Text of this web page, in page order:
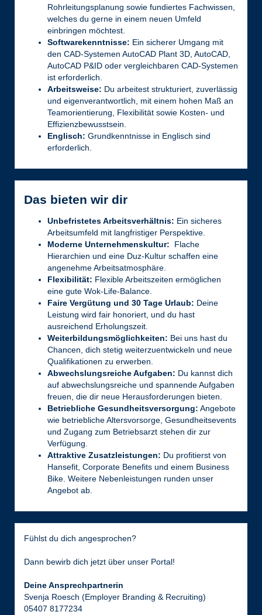
Rohrleitungsplanung sowie fundiertes Fachwissen,
welches du gerne in einem neuen Umfeld
einbringen möchtest.
Softwarekenntnisse: Ein sicherer Umgang mit
den CAD-Systemen AutoCAD Plant 3D, AutoCAD,
AutoCAD P&ID oder vergleichbaren CAD-Systemen
ist erforderlich.
Arbeitsweise: Du arbeitest strukturiert, zuverlässig
und eigenverantwortlich, mit einem hohen Maß an
Teamorientierung, Flexibilität sowie Kosten- und
Effizienzbewusstsein.
Englisch: Grundkenntnisse in Englisch sind
erforderlich.
Das bieten wir dir
Unbefristetes Arbeitsverhältnis: Ein sicheres
Arbeitsumfeld mit langfristiger Perspektive.
Moderne Unternehmenskultur:
Flache
Hierarchien und eine Duz-Kultur schaffen eine
angenehme Arbeitsatmosphäre.
Flexibilität: Flexible Arbeitszeiten ermöglichen
eine gute Wok-Life-Balance.
Faire Vergütung und 30 Tage Urlaub: Deine
Leistung wird fair honoriert, und du hast
ausreichend Erholungszeit.
Weiterbildungsmöglichkeiten: Bei uns hast du
Chancen, dich stetig weiterzuentwickeln und neue
Qualifikationen zu erwerben.
Abwechslungsreiche Aufgaben: Du kannst dich
auf abwechslungsreiche und spannende Aufgaben
freuen, die dir neue Herausforderungen bieten.
Betriebliche Gesundheitsversorgung: Angebote
wie betriebliche Altersvorsorge, Gesundheitsevents
und Zugang zum Betriebsarzt stehen dir zur
Verfügung.
Attraktive Zusatzleistungen: Du profitierst von
Hansefit, Corporate Benefits und einem Business
Bike. Weitere Nebenleistungen runden unser
Angebot ab.
Fühlst du dich angesprochen?
Dann bewirb dich jetzt über unser Portal!
Deine Ansprechpartnerin
Svenja Roesch (Employer Branding & Recruiting)
05407 8177234